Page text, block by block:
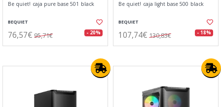
Be quiet! caja pure base 501 black
BEQUIET
76,57€ 95,71€ - 20%
Be quiet! caja light base 500 black
BEQUIET
107,74€ 130,83€ - 18%